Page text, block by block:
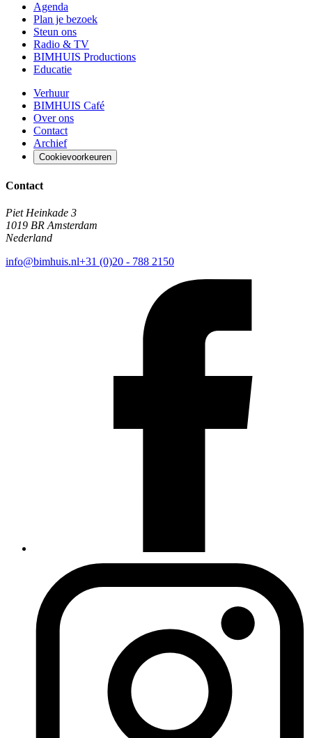
Agenda
Plan je bezoek
Steun ons
Radio & TV
BIMHUIS Productions
Educatie
Verhuur
BIMHUIS Café
Over ons
Contact
Archief
Cookievoorkeuren
Contact
Piet Heinkade 3
1019 BR Amsterdam
Nederland
info@bimhuis.nl+31 (0)20 - 788 2150